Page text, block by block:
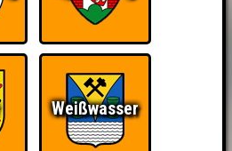
Weißwasser